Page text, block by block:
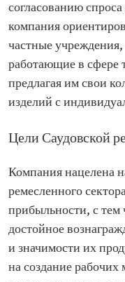
согласованию
компания
частные
работающие в сфере
предлагая им свои
изделий с
Цели Саудовской
Компания нацелена
ремесленного
прибыльности, с тем
достойное
и значимости их
на создание рабочих